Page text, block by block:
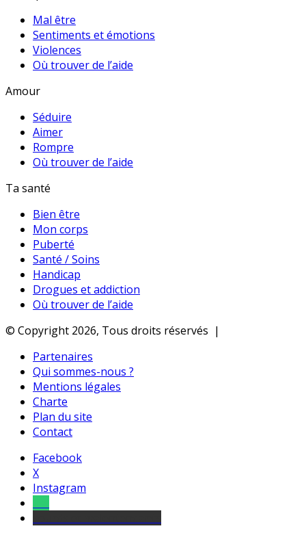
Mal être
Sentiments et émotions
Violences
Où trouver de l’aide
Amour
Séduire
Aimer
Rompre
Où trouver de l’aide
Ta santé
Bien être
Mon corps
Puberté
Santé / Soins
Handicap
Drogues et addiction
Où trouver de l’aide
© Copyright 2026, Tous droits réservés |
Partenaires
Qui sommes-nous ?
Mentions légales
Charte
Plan du site
Contact
Facebook
X
Instagram